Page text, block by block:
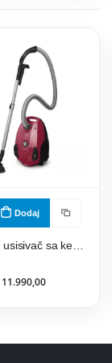
Dodaj
11.990,00